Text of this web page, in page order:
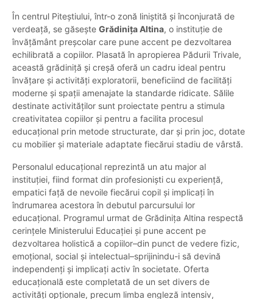
În centrul Piteștiului, într-o zonă liniștită și înconjurată de
verdeață, se găsește Grădinița Altina, o instituție de
învățământ preșcolar care pune accent pe dezvoltarea
echilibrată a copiilor. Plasată în apropierea Pădurii Trivale,
această grădiniță și creșă oferă un cadru ideal pentru
învățare și activități exploratorii, beneficiind de facilități
moderne și spații amenajate la standarde ridicate. Sălile
destinate activităților sunt proiectate pentru a stimula
creativitatea copiilor și pentru a facilita procesul
educațional prin metode structurate, dar și prin joc, dotate
cu mobilier și materiale adaptate fiecărui stadiu de vârstă.
Personalul educațional reprezintă un atu major al
instituției, fiind format din profesioniști cu experiență,
empatici față de nevoile fiecărui copil și implicați în
îndrumarea acestora în debutul parcursului lor
educațional. Programul urmat de Grădinița Altina respectă
cerințele Ministerului Educației și pune accent pe
dezvoltarea holistică a copiilor–din punct de vedere fizic,
emoțional, social și intelectual–sprijinindu-i să devină
independenți și implicați activ în societate. Oferta
educațională este completată de un set divers de
activități opționale, precum limba engleză intensiv,